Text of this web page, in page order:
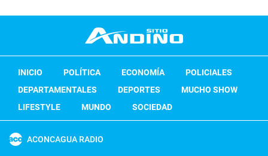
INICIO POLÍTICA ECONOMÍA
POLICIALES
DEPARTAMENTALES
DEPORTES
MUCHO SHOW
LIFESTYLE
MUNDO SOCIEDAD
ACONCAGUA RADIO